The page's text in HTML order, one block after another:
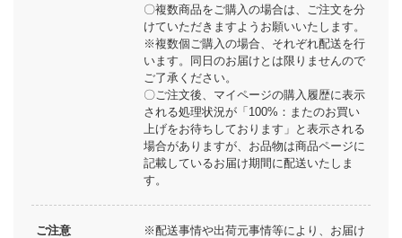
〇複数商品をご購入の場合は、ご注文を分
けていただきますようお願いいたします。
※複数個ご購入の場合、それぞれ配送を行
います。同日のお届けとは限りませんので
ご了承ください。
〇ご注文後、マイページの購入履歴に表示
される処理状況が「100%：またのお買い
上げをお待ちしております」と表示される
場合がありますが、お品物は商品ページに
記載しているお届け期間に配送いたしま
す。
ご注意
※配送事情や出荷元事情等により、お届け